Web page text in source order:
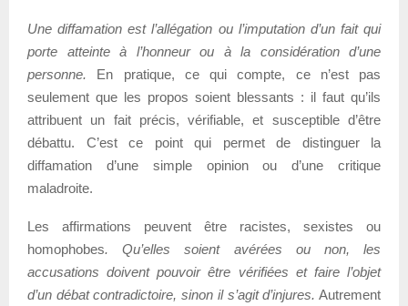
Une diffamation est l’allégation ou l’imputation d’un fait qui
porte atteinte à l’honneur ou à la considération d’une
personne. En pratique, ce qui compte, ce n’est pas
seulement que les propos soient blessants : il faut qu’ils
attribuent un fait précis, vérifiable, et susceptible d’être
débattu. C’est ce point qui permet de distinguer la
diffamation d’une simple opinion ou d’une critique
maladroite.
Les affirmations peuvent être racistes, sexistes ou
homophobes. Qu’elles soient avérées ou non, les
accusations doivent pouvoir être vérifiées et faire l’objet
d’un débat contradictoire, sinon il s’agit d’injures. Autrement